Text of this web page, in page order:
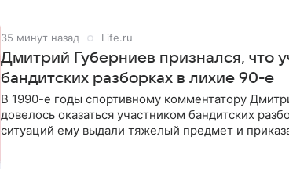
35 минут назад Life.ru
Дмитрий Губерниев признался, что
бандитских разборках в лихие 90-е
В 1990-е годы спортивному комментатору
довелось оказаться участником бандитских
ситуаций ему выдали тяжелый предмет и